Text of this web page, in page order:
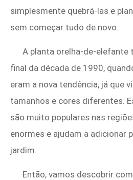
simplesmente quebrá-las e
sem começar tudo de novo.
A planta orelha-de-elefante
final da década de 1990,
eram a nova tendência, já que
tamanhos e cores diferentes.
são muito populares nas
enormes e ajudam a adicionar
jardim.
Então, vamos descobrir